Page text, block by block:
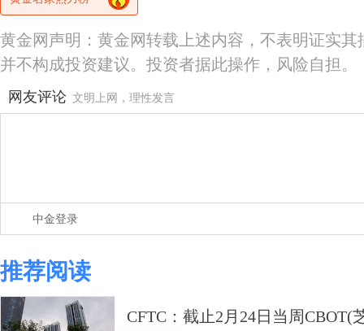
黄金网声明：黄金网转载上述内容，不表明证实
并不构成投资建议。投资者据此操作，风险自担。
网友评论 文明上网，理性发言
中金登录
推荐阅读
CFTC：截止2月24日当周CBOT(